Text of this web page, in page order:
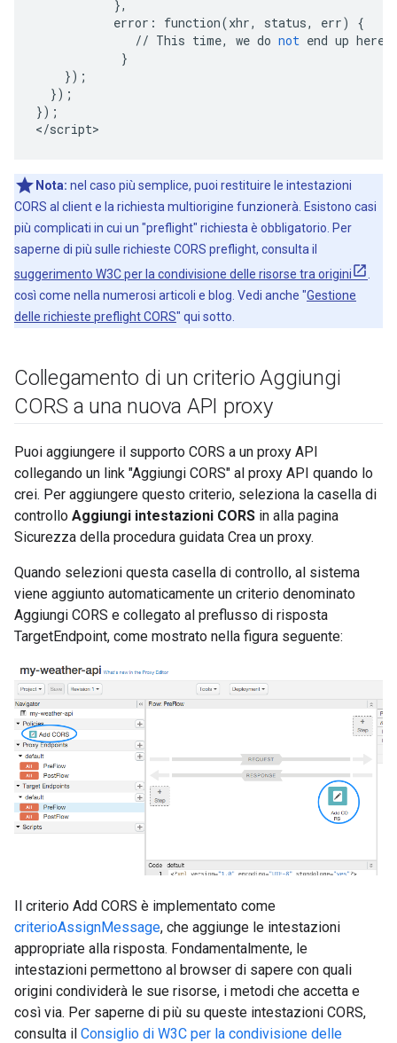
},
error : function(xhr, status, err)
{
// This time, we do not end up here
}
});
});
});
</script>
Nota: nel caso più semplice, puoi restituire le intestazioni
CORS al client e la richiesta multiorigine funzionerà. Esistono casi
più complicati in cui un "preflight" richiesta è obbligatorio. Per
saperne di più sulle richieste CORS preflight, consulta il
suggerimento W3C per la condivisione delle risorse tra origini
così come nella numerosi articoli e blog. Vedi anche "Gestione
delle richieste preflight CORS" qui sotto.
Collegamento di un criterio Aggiungi
CORS a una nuova API proxy
Puoi aggiungere il supporto CORS a un proxy API
collegando un link "Aggiungi CORS" al proxy API quando lo
crei. Per aggiungere questo criterio, seleziona la casella di
controllo Aggiungi intestazioni CORS in alla pagina
Sicurezza della procedura guidata Crea un proxy.
Quando selezioni questa casella di controllo, al sistema
viene aggiunto automaticamente un criterio denominato
Aggiungi CORS e collegato al preflusso di risposta
TargetEndpoint, come mostrato nella figura seguente:
Il criterio Add CORS è implementato come
criterioAssignMessage, che aggiunge le intestazioni
appropriate alla risposta. Fondamentalmente, le
intestazioni permettono al browser di sapere con quali
origini condividerà le sue risorse, i metodi che accetta e
così via. Per saperne di più su queste intestazioni CORS,
consulta il Consiglio di W3C per la condivisione delle